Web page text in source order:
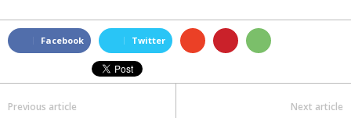
Facebook Twitter
Previous article Next article